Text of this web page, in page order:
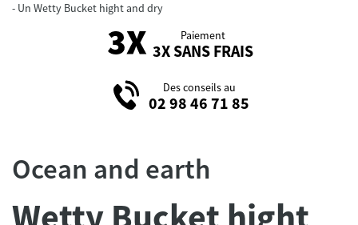
Un Wetty Bucket hight and dry
Paiement
3X SANS FRAIS
Des conseils au
02 98 46 71 85
Ocean and earth